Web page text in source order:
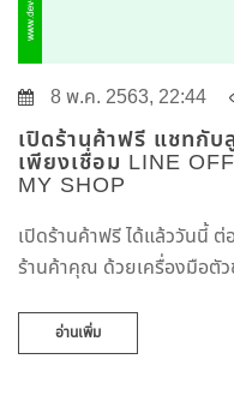
8 พ.ค. 2563, 22:44
เปิดร้านค้าฟรี แชทกั
เพียงเชื่อม LINE
MY SHOP
เปิดร้านค้าฟรี ได้แล้ววันนี้
ร้านค้าคุณ ด้วยเครื่องมือตั
อ่านเพิ่ม